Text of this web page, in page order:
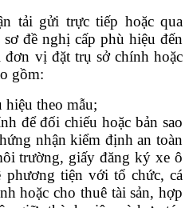
tải gửi trực tiếp hoặc qua
đề nghị cấp phù hiệu đến
vị đặt trụ sở chính hoặc
gồm:
theo mẫu;
để đối chiếu hoặc bản sao
nhận kiểm định an toàn
trường, giấy đăng ký xe ô
tiện với tổ chức, cá
hoặc cho thuê tài sản, hợp